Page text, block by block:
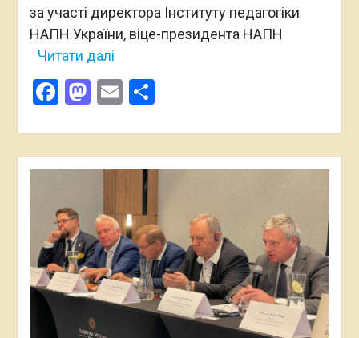
за участі директора Інституту педагогіки
НАПН України, віце-президента НАПН
Читати далі
Facebook
Mastodon
EmailПоділитися